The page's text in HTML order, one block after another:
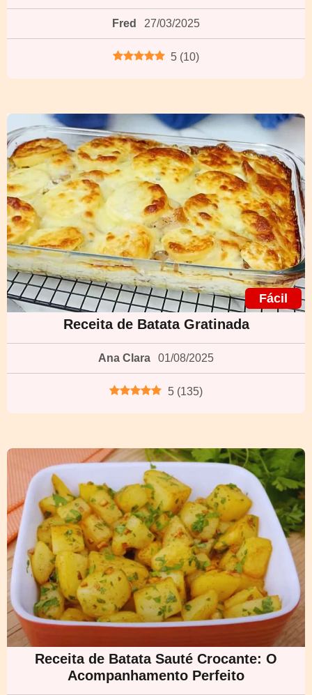
Fred 27/03/2025
5 (10)
Fácil
Receita de Batata Gratinada
Ana Clara 01/08/2025
5 (135)
Receita de Batata Sauté Crocante: O
Acompanhamento Perfeito